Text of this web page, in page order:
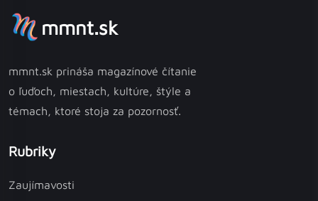
mmnt.sk
mmnt.sk prináša magazínové čítanie
o ľuďoch, miestach, kultúre, štýle a
témach, ktoré stoja za pozornosť.
Rubriky
Zaujímavosti